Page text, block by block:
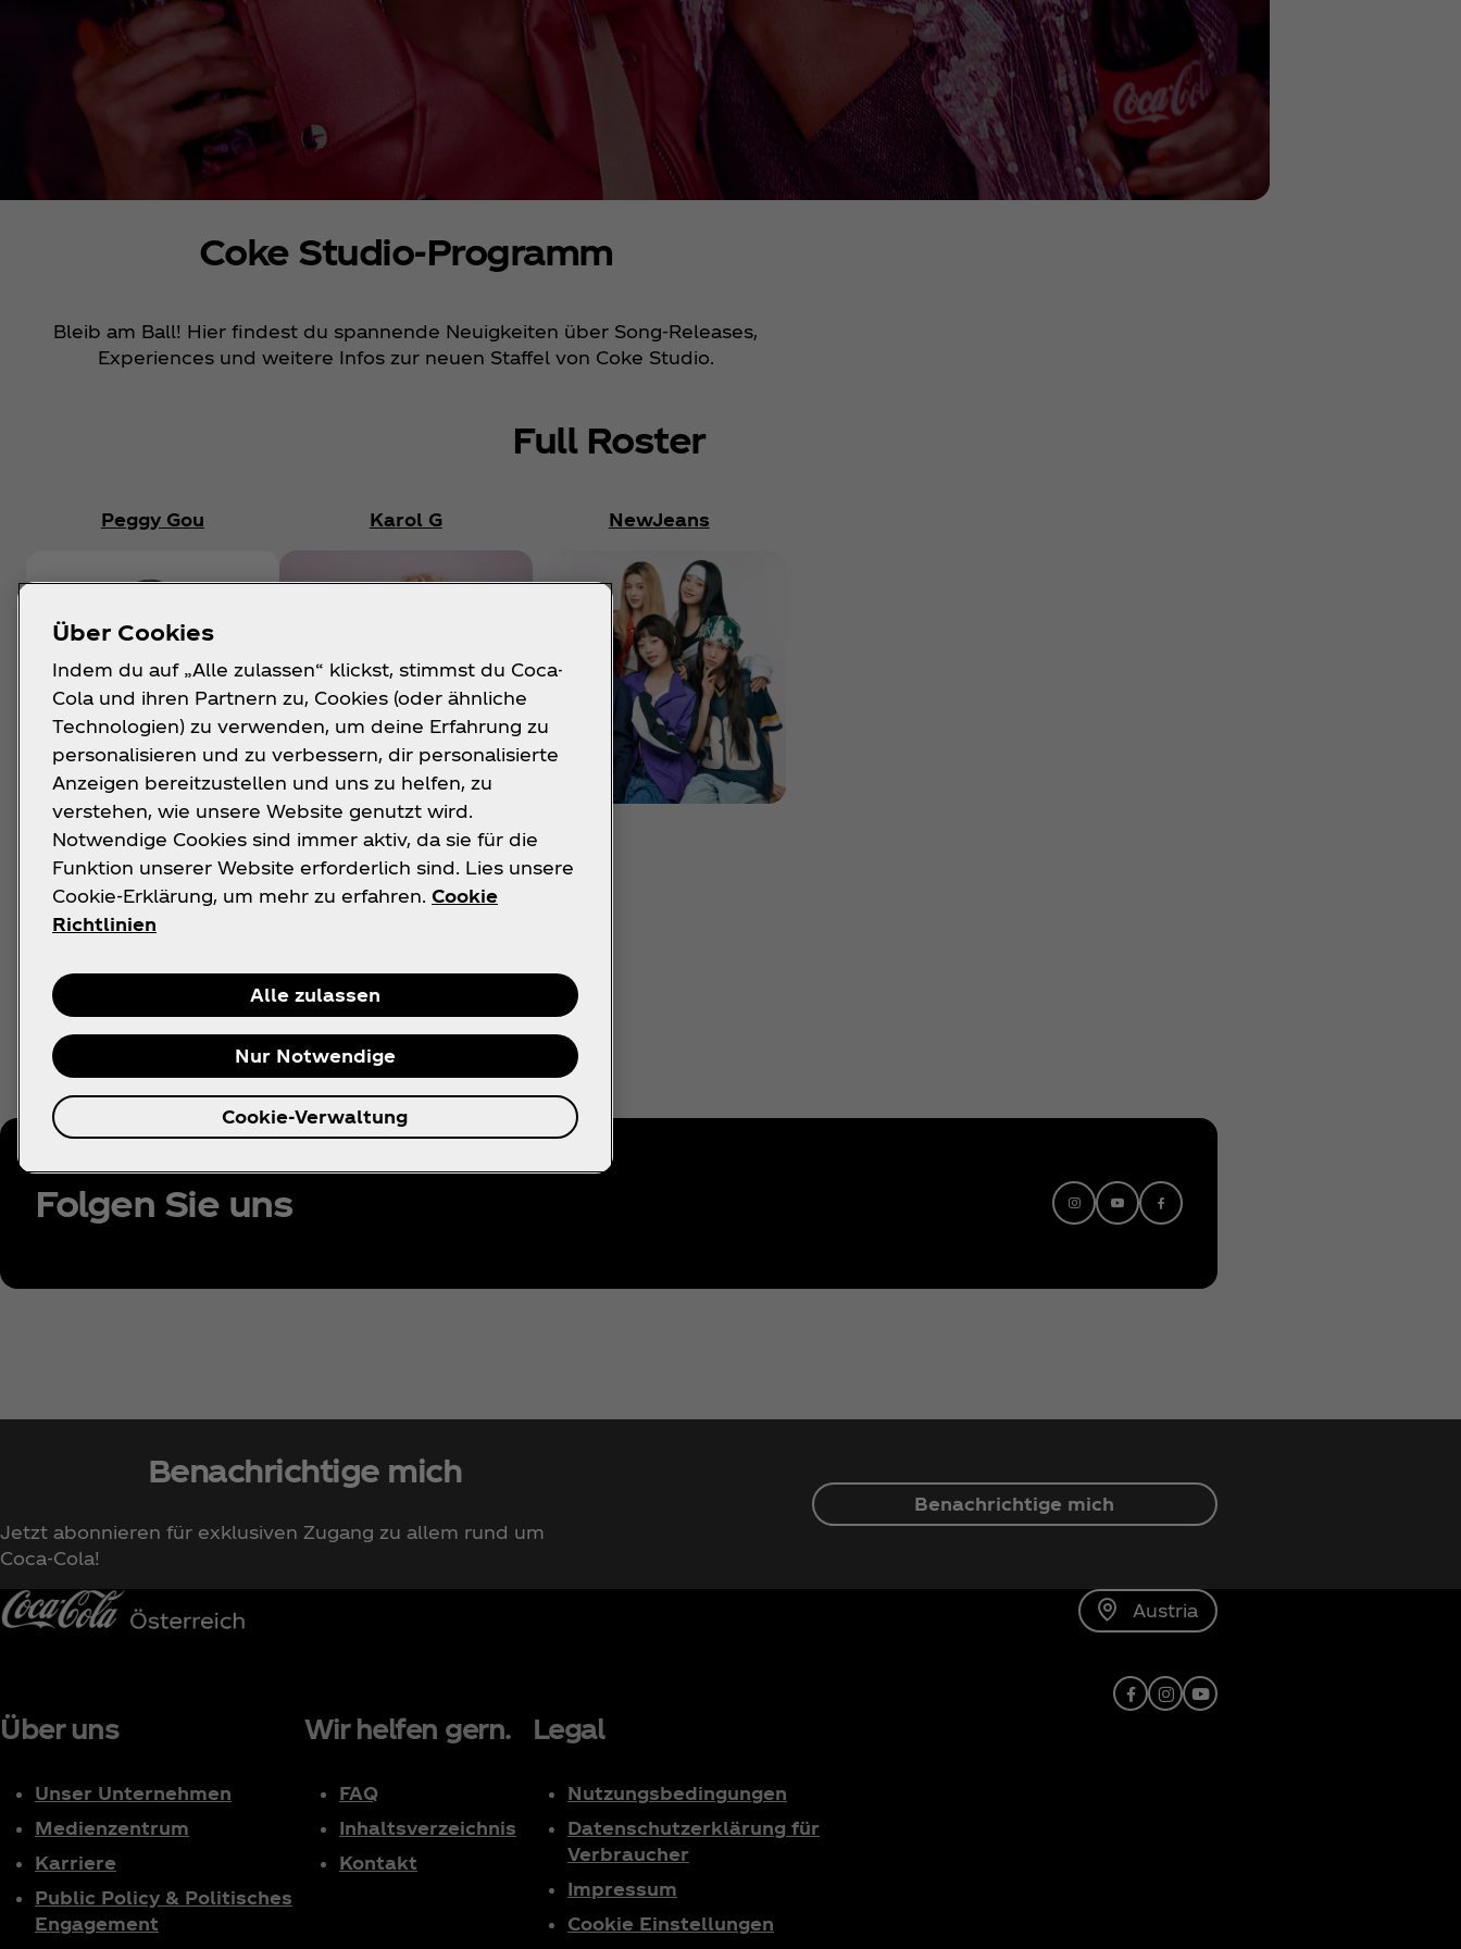
Coke Studio-Programm
Bleib am Ball! Hier findest du spannende Neuigkeiten über Song-Releases,
Experiences und weitere Infos zur neuen Staffel von Coke Studio.
Full Roster
Peggy Gou Karol G NewJeans
Demnächst
Folgen Sie uns
Benachrichtige mich
Jetzt abonnieren für exklusiven Zugang zu allem rund um
Coca‑Cola!
Benachrichtige mich
Austria
Über uns
Unser Unternehmen
Medienzentrum
Karriere
Public Policy & Politisches
Engagement
Wir helfen gern.
FAQ
Inhaltsverzeichnis
Kontakt
Legal
Nutzungsbedingungen
Datenschutzerklärung für
Verbraucher
Impressum
Cookie Einstellungen
Facebook
Instagram
Youtube
Über Cookies
Indem du auf „Alle zulassen“ klickst, stimmst du Coca-
Cola und ihren Partnern zu, Cookies (oder ähnliche
Technologien) zu verwenden, um deine Erfahrung zu
personalisieren und zu verbessern, dir personalisierte
Anzeigen bereitzustellen und uns zu helfen, zu
verstehen, wie unsere Website genutzt wird.
Notwendige Cookies sind immer aktiv, da sie für die
Funktion unserer Website erforderlich sind. Lies unsere
Cookie-Erklärung, um mehr zu erfahren. Cookie
Richtlinien
Alle zulassen
Nur Notwendige
Cookie-Verwaltung